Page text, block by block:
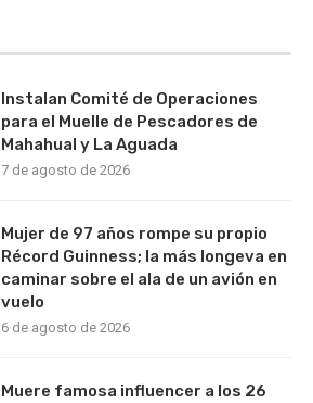
Instalan Comité de Operaciones
para el Muelle de Pescadores de
Mahahual y La Aguada
7 de agosto de 2026
Mujer de 97 años rompe su propio
Récord Guinness; la más longeva en
caminar sobre el ala de un avión en
vuelo
6 de agosto de 2026
Muere famosa influencer a los 26